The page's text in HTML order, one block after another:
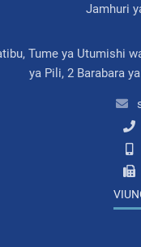
Jamhuri
Tume ya Utumishi
ya Pili, 2 Barabara